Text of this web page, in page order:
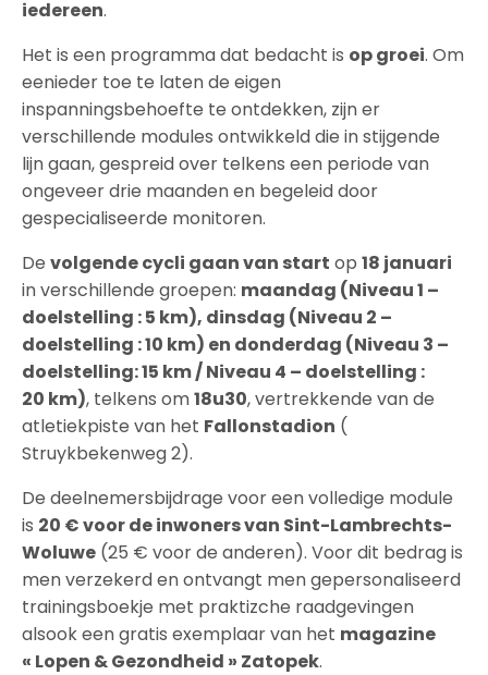
iedereen.
Het is een programma dat bedacht is op groei. Om
eenieder toe te laten de eigen
inspanningsbehoefte te ontdekken, zijn er
verschillende modules ontwikkeld die in stijgende
lijn gaan, gespreid over telkens een periode van
ongeveer drie maanden en begeleid door
gespecialiseerde monitoren.
Devolgende cycli gaan van start op18 januari
in verschillende groepen: maandag (Niveau 1 –
doelstelling : 5 km), dinsdag (Niveau 2 –
doelstelling : 10 km) en donderdag (Niveau 3 –
doelstelling: 15 km / Niveau 4 – doelstelling :
20 km), telkens om18u30, vertrekkende van de
atletiekpiste van het Fallonstadion (
Struykbekenweg 2).
De deelnemersbijdrage voor een volledige module
is 20 € voor de inwoners van Sint-Lambrechts-
Woluwe (25 € voor de anderen). Voor dit bedrag is
men verzekerd en ontvangt men gepersonaliseerd
trainingsboekje met praktizche raadgevingen
alsook een gratis exemplaar van het magazine
« Lopen & Gezondheid » Zatopek.